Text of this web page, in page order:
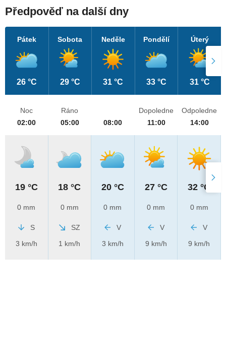
Předpověď na další dny
Pátek
26 °C
Sobota
29 °C
Neděle
31 °C
Pondělí
33 °C
Úterý
31 °C
Noc
02:00
19 °C
0 mm
S
3 km/h
Ráno
05:00
18 °C
0 mm
SZ
1 km/h
08:00
20 °C
0 mm
V
3 km/h
Dopoledne
11:00
27 °C
0 mm
V
9 km/h
Odpoledne
14:00
32 °C
0 mm
V
9 km/h